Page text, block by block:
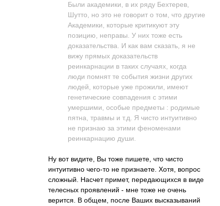
Были академики, в их ряду Бехтерев,
Шутто, но это не говорит о том, что другие
Академики, которые критикуют эту
позицию, неправы. У них тоже есть
доказательства. И как вам сказать, я не
вижу прямых доказательств
реинкарнации в таких случаях, когда
люди помнят те события жизни других
людей, которые уже прожили, имеют
генетические совпадения с этими
умершими, особые предметы : родимые
пятна, травмы и т.д. Я чисто интуитивно
не признаю за этими феноменами
реинкарнацию души.
Ну вот видите, Вы тоже пишете, что чисто
интуитивно чего-то не признаете. Хотя, вопрос
сложный. Насчет примет, передающихся в виде
телесных проявлений - мне тоже не очень
верится. В общем, после Ваших высказываний